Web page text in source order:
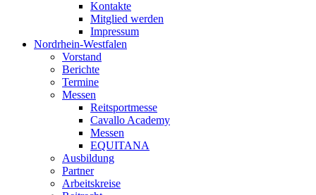
Kontakte
Mitglied werden
Impressum
Nordrhein-Westfalen
Vorstand
Berichte
Termine
Messen
Reitsportmesse
Cavallo Academy
Messen
EQUITANA
Ausbildung
Partner
Arbeitskreise